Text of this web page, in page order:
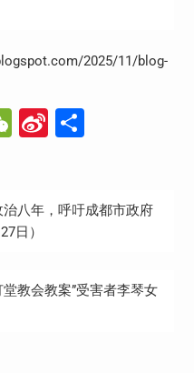
2025/11/blog-
WeChat
Sina分
八年，呼吁成都市政府
日）
教会教案”受害者李琴女